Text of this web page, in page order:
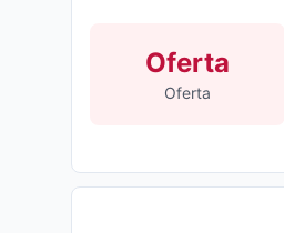
Oferta
Oferta